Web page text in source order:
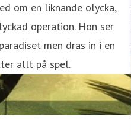
om en liknande olycka,
operation. Hon ser
men dras in i en
allt på spel.